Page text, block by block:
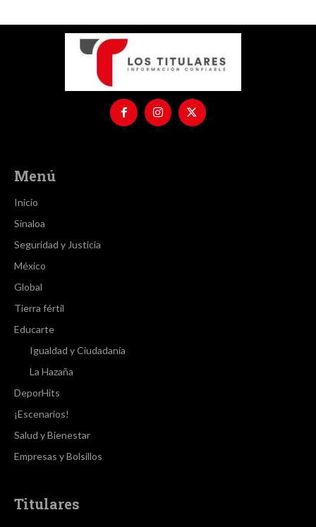
Menú
Inicio
Sinaloa
Seguridad y Justicia
México
Global
Tierra fértil
Educarte
Igualdad y Ciudadanía
La Hazaña
DeporHits
¡Escenarios!
Salud y Bienestar
Empresas y Bolsillos
Titulares